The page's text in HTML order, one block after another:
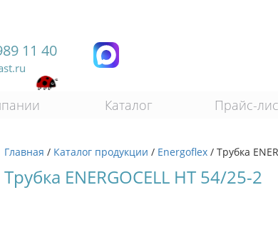
11 40
Каталог Прайс-
Главная / Каталог продукции / Energoflex / Трубка
Трубка ENERGOCELL HT 54/25-2